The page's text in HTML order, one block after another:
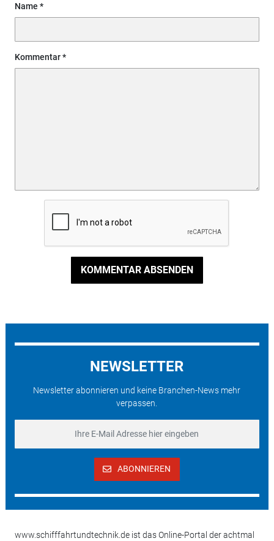
Name
Kommentar
KOMMENTAR ABSENDEN
NEWSLETTER
Newsletter abonnieren und keine Branchen-News mehr
verpassen.
ABONNIEREN
www.schifffahrtundtechnik.de ist das Online-Portal der achtmal